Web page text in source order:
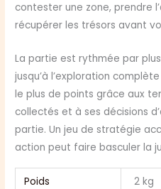
contester une zone, prendre
récupérer les trésors avant
La partie est rythmée par
jusqu’à l’exploration
le plus de points grâce aux
collectés et à ses décisions
partie. Un jeu de stratégie
action peut faire basculer la
Poids 2 kg